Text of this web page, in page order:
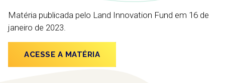
Matéria publicada pelo Land Innovation Fund em 16 de
janeiro de 2023.
ACESSE A MATÉRIA